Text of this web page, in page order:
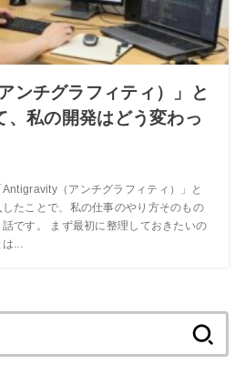
ンチグラフィティ）」と
私の開発はどう変わっ
（アンチグラフィティ）」と
たことで、私の仕事のやり方そのもの
です。 まず最初に整理しておきたいの
...
索: